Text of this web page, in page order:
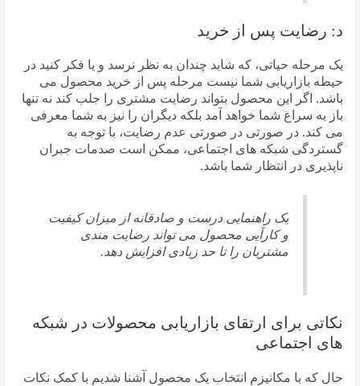
د: رضایت پس از خرید
یک مرحله حیاتی، که شاید چندان به نظر نرسد و یا فکر کنید در
حیطه بازاریابی شما نیست مرحله پس از خرید محصول می
باشد. اگر این محصول بتواند رضایت مشتری را جلب کند نه تنها
باز به سراغ شما خواهد آمد بلکه دیگران را نیز به شما معرفی
می کند. در صورتی در صورتی عدم رضایت، با توجه به
گستردگی شبکه های اجتماعی، ممکن است صدمات جبران
ناپذیری در انتظار شما باشد.
یک راهنمایی درست و صادقانه از میزان کیفیت
و کارآیی محصول می تواند رضایت مندی
مشتریان را تا حد زیادی افزایش دهد.
نکاتی برای ارتقای بازاریابی محصولات در شبکه
های اجتماعی
حال که با مکانیزم انتخاب یک محصول آشنا شدیم با کمک نکات